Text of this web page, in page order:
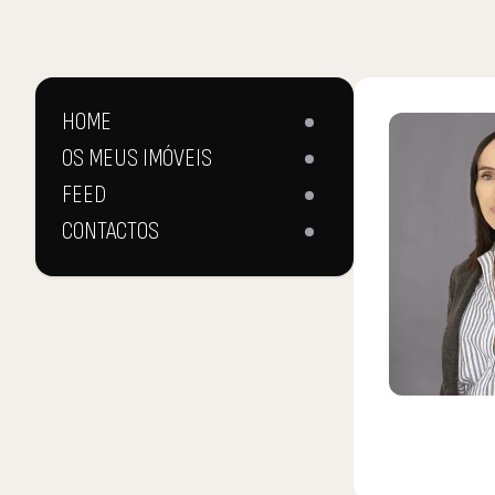
HOME
OS MEUS IMÓVEIS
FEED
CONTACTOS